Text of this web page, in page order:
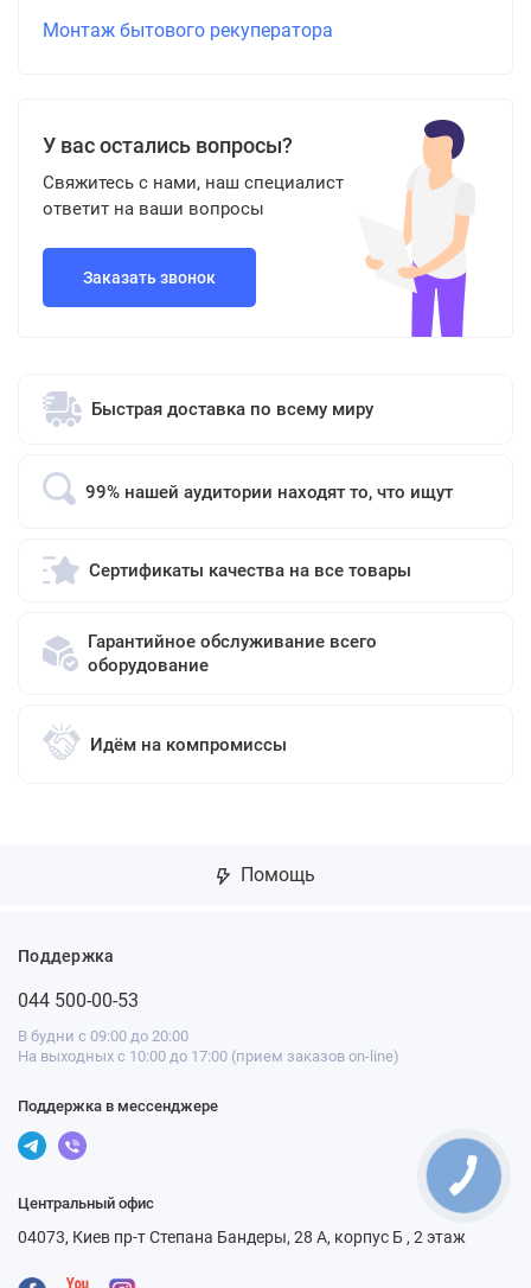
Монтаж бытового рекуператора
У вас остались вопросы?
Свяжитесь с нами, наш специалист
ответит на ваши вопросы
Заказать звонок
Быстрая доставка по всему миру
99% нашей аудитории находят то, что ищут
Сертификаты качества на все товары
Гарантийное обслуживание всего
оборудование
Идём на компромиссы
Помощь
Поддержка
044 500-00-53
В будни с 09:00 до 20:00
На выходных с 10:00 до 17:00 (прием заказов on-line)
Поддержка в мессенджере
Центральный офис
04073, Киев пр-т Степана Бандеры, 28 А, корпус Б , 2 этаж